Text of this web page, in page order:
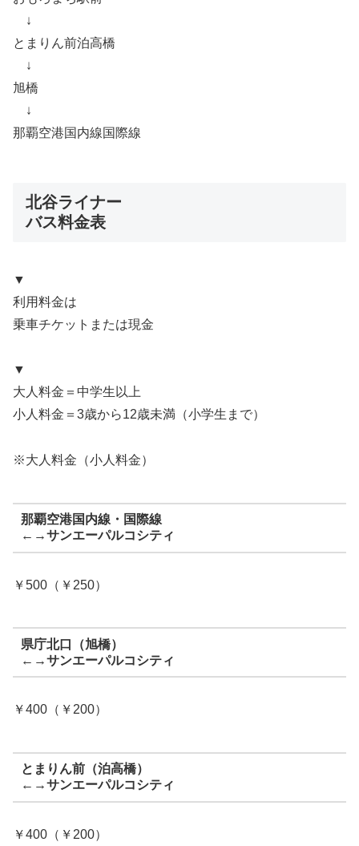
↓
とまりん前泊高橋
↓
旭橋
↓
那覇空港国内線国際線
北谷ライナー
バス料金表
▼
利用料金は
乗車チケットまたは現金
▼
大人料金＝中学生以上
小人料金＝3歳から12歳未満（小学生まで）
※大人料金（小人料金）
那覇空港国内線・国際線
←→サンエーパルコシティ
￥500（￥250）
県庁北口（旭橋）
←→サンエーパルコシティ
￥400（￥200）
とまりん前（泊高橋）
←→サンエーパルコシティ
￥400（￥200）